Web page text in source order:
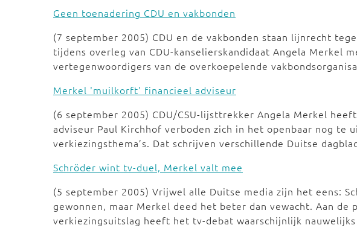
Geen toenadering CDU en vakbonden
(7 september 2005) CDU en de vakbonden staan lijnrecht
tijdens overleg van CDU-kanselierskandidaat Angela Merkel
vertegenwoordigers van de overkoepelende
Merkel 'muilkorft' financieel adviseur
(6 september 2005) CDU/CSU-lijsttrekker Angela Merkel
adviseur Paul Kirchhof verboden zich in het openbaar nog te
verkiezingsthema’s. Dat schrijven verschillende Duitse
Schröder wint tv-duel, Merkel valt mee
(5 september 2005) Vrijwel alle Duitse media zijn het eens:
gewonnen, maar Merkel deed het beter dan vewacht. Aan de
verkiezingsuitslag heeft het tv-debat waarschijnlijk